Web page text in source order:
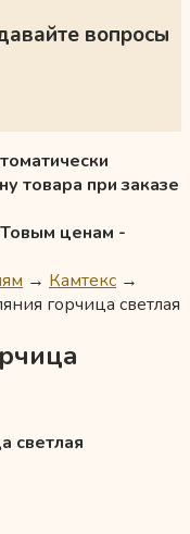
вопросы
товара при заказе
ценам -
→ Камтекс →
горчица светлая
светлая